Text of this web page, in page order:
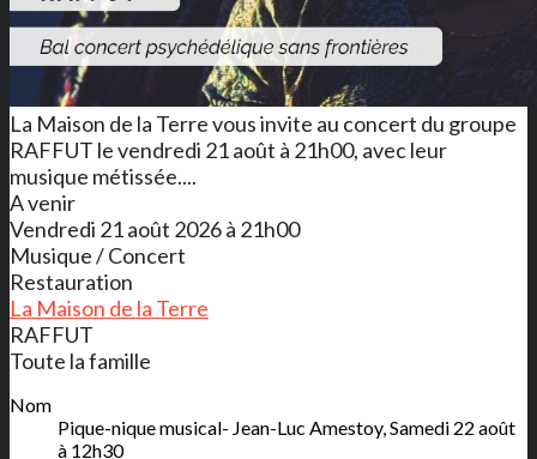
La Maison de la Terre vous invite au concert du groupe
RAFFUT le vendredi 21 août à 21h00, avec leur
musique métissée....
A venir
Vendredi 21 août 2026 à 21h00
Musique / Concert
Restauration
La Maison de la Terre
RAFFUT
Toute la famille
Nom
Pique-nique musical- Jean-Luc Amestoy, Samedi 22 août
à 12h30